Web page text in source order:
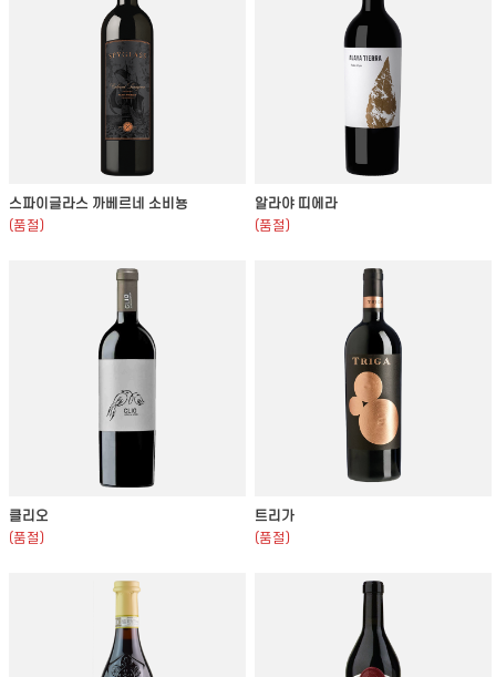
스파이글라스 까베르네 소비뇽
(품절)
알라야 띠에라
(품절)
클리오
(품절)
트리가
(품절)